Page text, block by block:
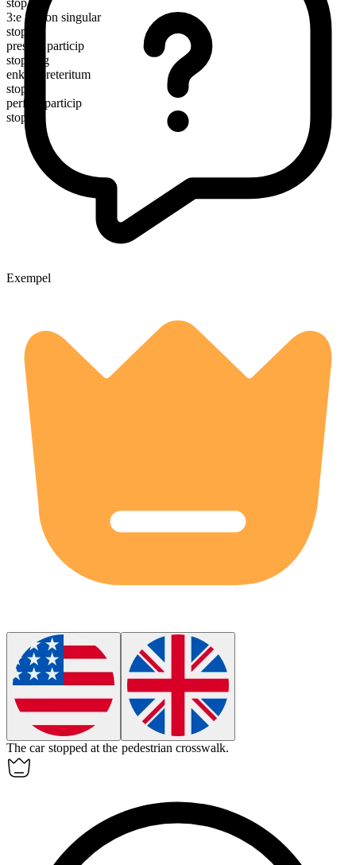
3:e person singular
stops
presens particip
stopping
enkelt preteritum
stopped
perfekt particip
stopped
Exempel
The car stopped at the pedestrian crosswalk.